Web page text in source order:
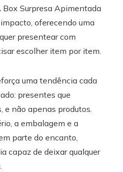
Surpresa Apimentada
oferecendo uma
presentear com
escolher item por item.
uma tendência cada
presentes que
e não apenas produtos.
a embalagem e a
parte do encanto,
capaz de deixar qualquer